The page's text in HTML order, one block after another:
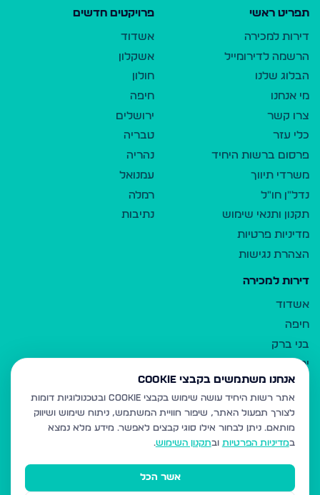
תפריט ראשי
דירות למכירה
הרשמה לדירומייל
הבלוג שלנו
מי אנחנו
צרו קשר
כלי עזר
פרסום ברשות היחיד
משרדי תיווך
נדל"ן חו"ל
תקנון ותנאי שימוש
מדיניות פרטיות
הצהרת נגישות
פרויקטים חדשים
אשדוד
אשקלון
חולון
חיפה
ירושלים
טבריה
נהריה
עמנואל
רמלה
נתיבות
דירות למכירה
אשדוד
חיפה
בני ברק
ירושלים
אלעד
גבעת זאב
בית שמש
רכסים
מודיעין עילית
אנחנו משתמשים בקבצי Cookie
אתר רשות היחיד עושה שימוש בקבצי Cookie ובטכנולוגיות דומות
לצורך תפעול האתר, שיפור חוויית המשתמש, ניתוח שימוש ושיווק
מותאם. ניתן לבחור אילו סוגי קבצים לאפשר. מידע מלא נמצא
במדיניות הפרטיות ובתקנון השימוש.
אשר הכל